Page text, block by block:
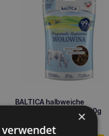
BALTICA halbweiche
Rindfleisch-Leckerlis 80g
×
verwendet